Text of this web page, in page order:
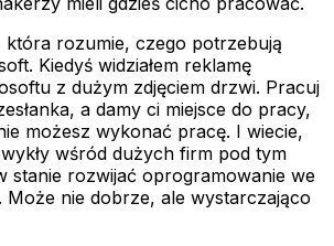
która rozumie, czego potrzebują
Kiedyś widziałem reklamę
z dużym zdjęciem drzwi. Pracuj
a damy ci miejsce do pracy,
możesz wykonać pracę. I wiecie,
wśród dużych firm pod tym
stanie rozwijać oprogramowanie we
Może nie dobrze, ale wystarczająco